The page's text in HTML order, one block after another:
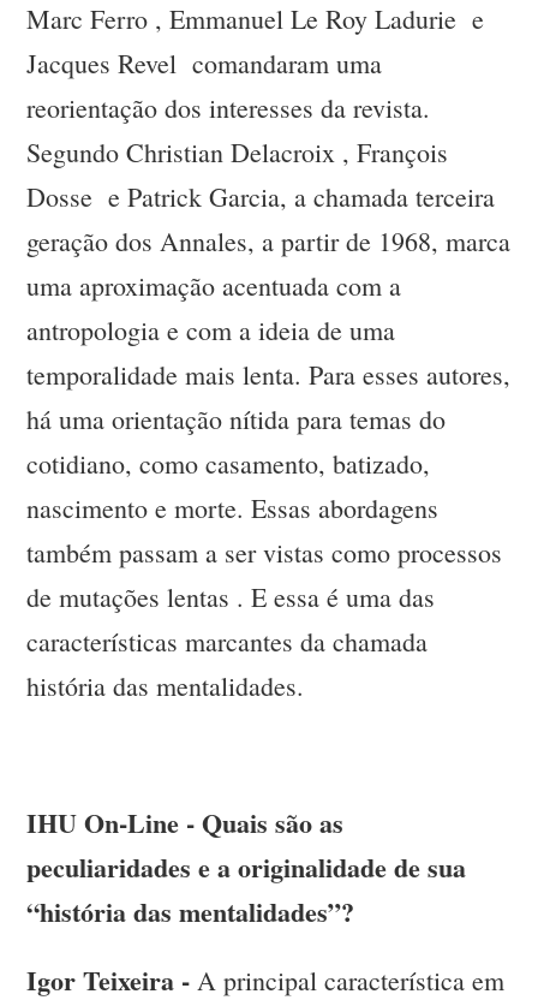
Marc Ferro , Emmanuel Le Roy Ladurie e
Jacques Revel comandaram uma
reorientação dos interesses da revista.
Segundo Christian Delacroix , François
Dosse e Patrick Garcia, a chamada terceira
geração dos Annales, a partir de 1968, marca
uma aproximação acentuada com a
antropologia e com a ideia de uma
temporalidade mais lenta. Para esses autores,
há uma orientação nítida para temas do
cotidiano, como casamento, batizado,
nascimento e morte. Essas abordagens
também passam a ser vistas como processos
de mutações lentas . E essa é uma das
características marcantes da chamada
história das mentalidades.
IHU On-Line - Quais são as
peculiaridades e a originalidade de sua
“história das mentalidades”?
Igor Teixeira - A principal característica em